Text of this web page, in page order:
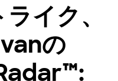
イク、
の